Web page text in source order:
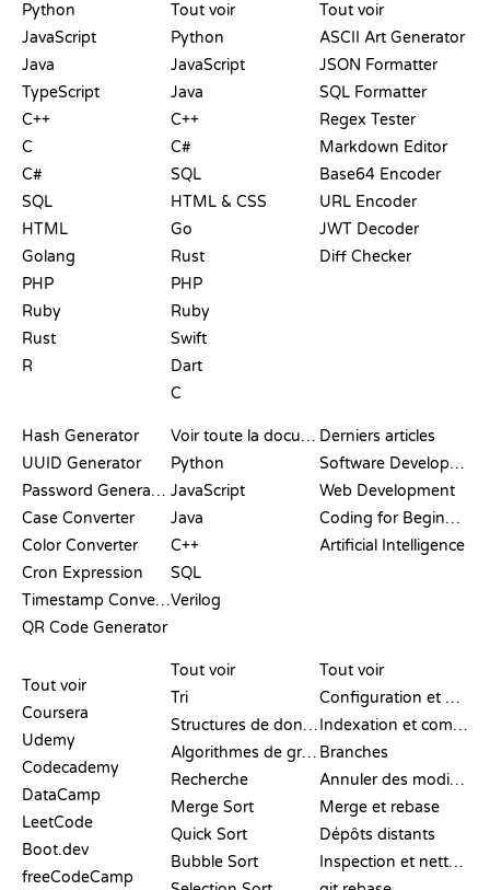
Python
JavaScript
Java
TypeScript
C++
C
C#
SQL
HTML
Golang
PHP
Ruby
Rust
R
Tout voir
Python
JavaScript
Java
C++
C#
SQL
HTML & CSS
Go
Rust
PHP
Ruby
Swift
Dart
C
Tout voir
ASCII Art Generator
JSON Formatter
SQL Formatter
Regex Tester
Markdown Editor
Base64 Encoder
URL Encoder
JWT Decoder
Diff Checker
Hash Generator
UUID Generator
Password Generator
Case Converter
Color Converter
Cron Expression
Timestamp Converter
QR Code Generator
Voir toute la documentation
Python
JavaScript
Java
C++
SQL
Verilog
Derniers articles
Software Development
Web Development
Coding for Beginners
Artificial Intelligence
Tout voir
Coursera
Udemy
Codecademy
DataCamp
LeetCode
Boot.dev
freeCodeCamp
Tout voir
Tri
Structures de données
Algorithmes de graphes
Recherche
Merge Sort
Quick Sort
Bubble Sort
Tout voir
Configuration et mise en place
Indexation et commit
Branches
Annuler des modifications
Merge et rebase
Dépôts distants
Inspection et nettoyage